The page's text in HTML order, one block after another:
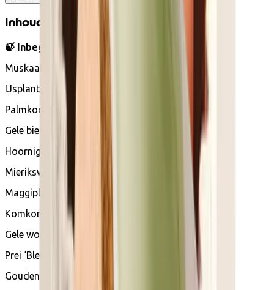
Inhoud van het pakket
🍃 Inbegrepen variëteiten :
Muskaatpompoen van de Provence
IJsplant (Ficoïde glaciale)
Palmkool ‘Zwarte Toscaan’
Gele biet ‘Burpee’s Golden’
Hoornige Nieuw-Zeelandse spinazie
Mierikswortel
Maggiplant (bergselder)
Komkommer ‘White Wonder’
Gele wortel ‘Jaune du Doubs’
Prei ‘Bleu de Solaize’
Gouden knolraap